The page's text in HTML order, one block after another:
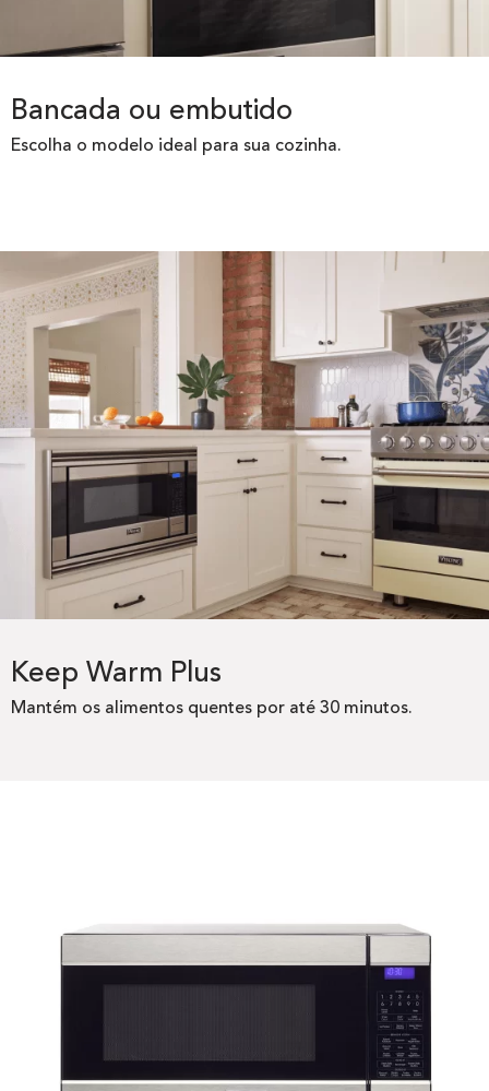
Bancada ou embutido
Escolha o modelo ideal para sua cozinha.​
Keep Warm Plus
Mantém os alimentos quentes por até 30 minutos.​